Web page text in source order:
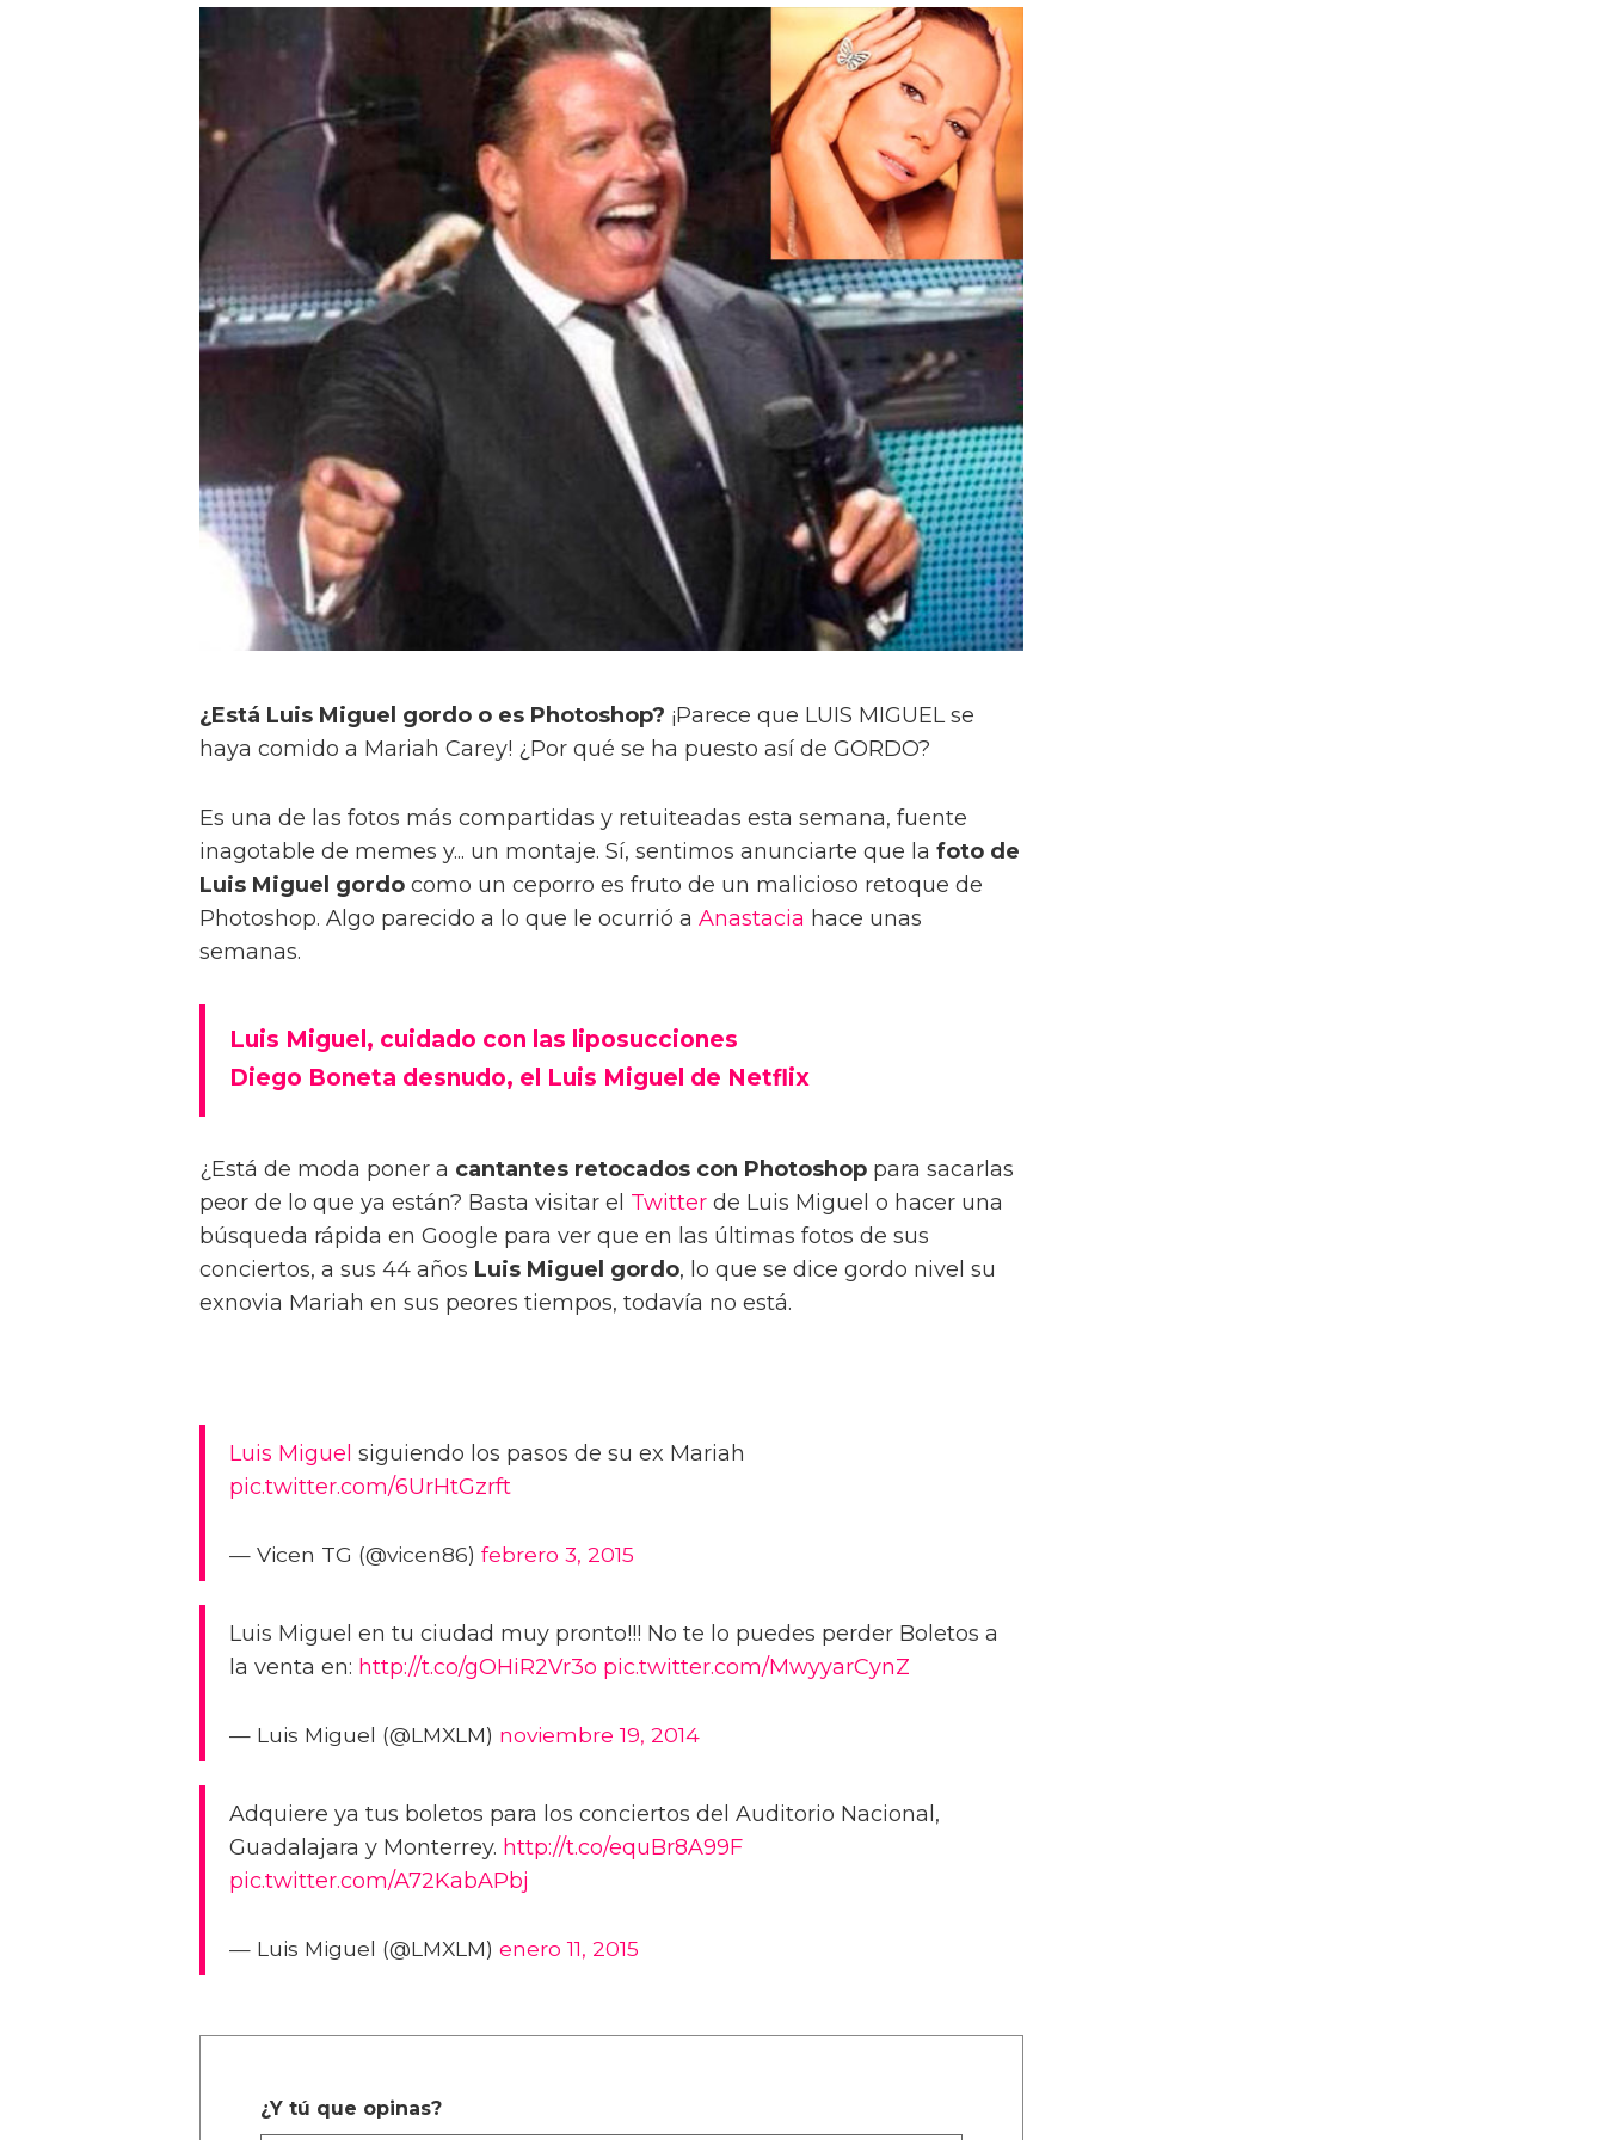
¿Está Luis Miguel gordo o es Photoshop? ¡Parece que LUIS MIGUEL se
haya comido a Mariah Carey! ¿Por qué se ha puesto así de GORDO?
Es una de las fotos más compartidas y retuiteadas esta semana, fuente
inagotable de memes y... un montaje. Sí, sentimos anunciarte que la foto de
Luis Miguel gordo como un ceporro es fruto de un malicioso retoque de
Photoshop. Algo parecido a lo que le ocurrió a Anastacia hace unas
semanas.
Luis Miguel, cuidado con las liposucciones
Diego Boneta desnudo, el Luis Miguel de Netflix
¿Está de moda poner a cantantes retocados con Photoshop para sacarlas
peor de lo que ya están? Basta visitar el Twitter de Luis Miguel o hacer una
búsqueda rápida en Google para ver que en las últimas fotos de sus
conciertos, a sus 44 años Luis Miguel gordo, lo que se dice gordo nivel su
exnovia Mariah en sus peores tiempos, todavía no está.
Luis Miguel siguiendo los pasos de su ex Mariah
pic.twitter.com/6UrHtGzrft
— Vicen TG (@vicen86) febrero 3, 2015
Luis Miguel en tu ciudad muy pronto!!! No te lo puedes perder Boletos a
la venta en: http://t.co/gOHiR2Vr3o pic.twitter.com/MwyyarCynZ
— Luis Miguel (@LMXLM) noviembre 19, 2014
Adquiere ya tus boletos para los conciertos del Auditorio Nacional,
Guadalajara y Monterrey. http://t.co/equBr8A99F
pic.twitter.com/A72KabAPbj
— Luis Miguel (@LMXLM) enero 11, 2015
¿Y tú que opinas?